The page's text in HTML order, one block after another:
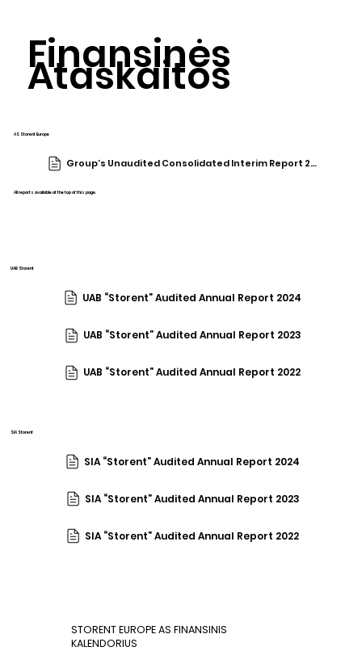
STORENT EUROPE AS FINANSINIS
KALENDORIUS
Finansinės
Ataskaitos
AS Storent Europe
Group’s Unaudited Consolidated Interim Report 2024
All reports available at the top of this page.
SIA Storent
SIA “Storent” Audited Annual Report 2024
SIA “Storent” Audited Annual Report 2023
SIA “Storent” Audited Annual Report 2022
UAB Storent
UAB “Storent” Audited Annual Report 2024
UAB “Storent” Audited Annual Report 2023
UAB “Storent” Audited Annual Report 2022